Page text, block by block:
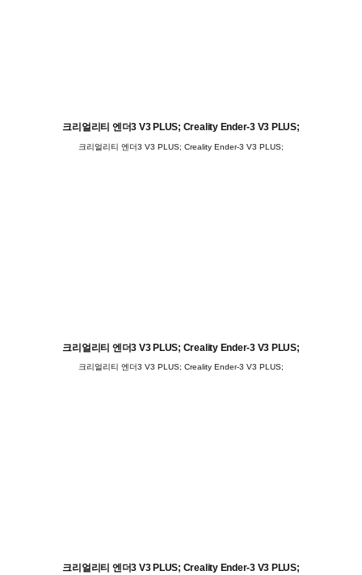
크리얼리티 엔더3 V3 PLUS; Creality Ender-3 V3 PLUS;
크리얼리티 엔더3 V3 PLUS; Creality Ender-3 V3 PLUS;
크리얼리티 엔더3 V3 PLUS; Creality Ender-3 V3 PLUS;
크리얼리티 엔더3 V3 PLUS; Creality Ender-3 V3 PLUS;
크리얼리티 엔더3 V3 PLUS; Creality Ender-3 V3 PLUS;